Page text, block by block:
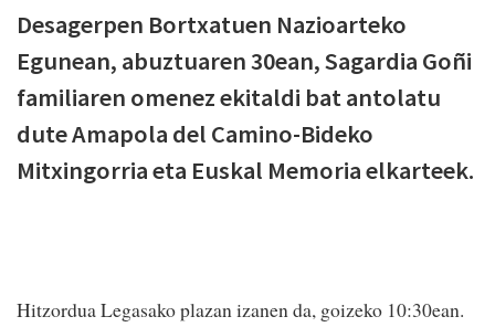
Desagerpen Bortxatuen Nazioarteko
Egunean, abuztuaren 30ean, Sagardia Goñi
familiaren omenez ekitaldi bat antolatu
dute Amapola del Camino-Bideko
Mitxingorria eta Euskal Memoria elkarteek.
Hitzordua Legasako plazan izanen da, goizeko 10:30ean.